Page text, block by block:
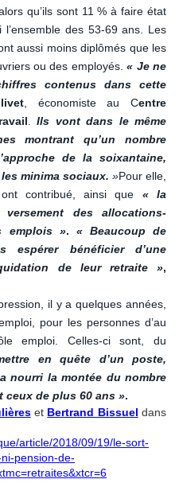
alors qu’ils sont 11 % à faire état
des 53-69 ans. Les
aussi moins diplômés que les
ou des employés.« Je ne
contenus dans cette
, économiste au Centre
Ils vont dans le même
montrant qu’un nombre
de la soixantaine,
minima sociaux. »Pour elle,
contribué, ainsi que « la
des allocations-
emplois ». « Beaucoup de
espérer bénéficier d’une
de leur retraite »,
il y a quelques années,
pour les personnes d’au
emploi. Celles-ci sont, du
en quête d’un poste,
nourri la montée du nombre
ceux de plus 60 ans ».
et Bertrand Bissuel dans
article/2018/09/19/le-sort-
pension-de-